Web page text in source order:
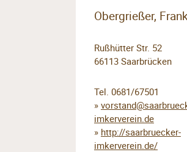
Obergrießer,
Rußhütter Str. 52
66113 Saarbrücken
Tel. 0681/67501
»
imkerverein.de
» http://saarbruecker-
imkerverein.de/